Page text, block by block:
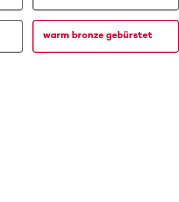
warm bronze gebürstet